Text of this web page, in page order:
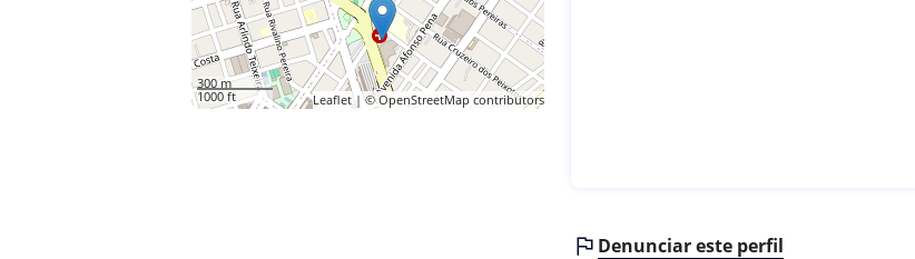
300 m
1000 ft
Leaflet | ©OpenStreetMap contributors
Denunciar este perfil